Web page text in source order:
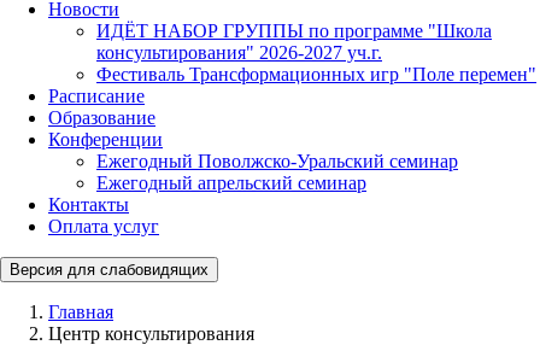
Новости
ИДЁТ НАБОР ГРУППЫ по программе "Школа
консультирования" 2026-2027 уч.г.
Фестиваль Трансформационных игр "Поле перемен"
Расписание
Образование
Конференции
Ежегодный Поволжско-Уральский семинар
Ежегодный апрельский семинар
Контакты
Оплата услуг
Версия для слабовидящих
Главная
Центр консультирования